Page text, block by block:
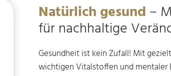
Natürlich gesund –
für nachhaltige
Gesundheit ist kein Zufall! Mit
wichtigen Vitalstoffen und mentaler